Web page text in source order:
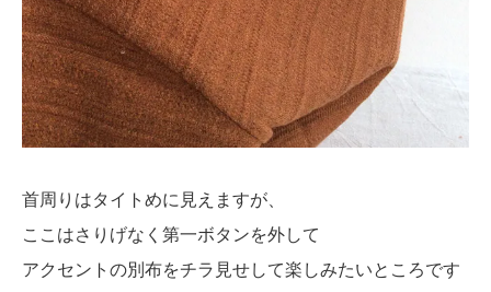
首周りはタイトめに見えますが、
ここはさりげなく第一ボタンを外して
アクセントの別布をチラ見せして楽しみたいところです